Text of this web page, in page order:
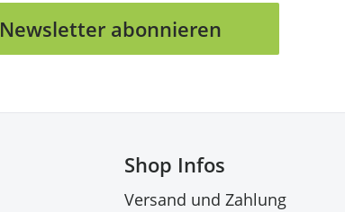
Newsletter abonnieren
Shop Infos
Versand und Zahlung